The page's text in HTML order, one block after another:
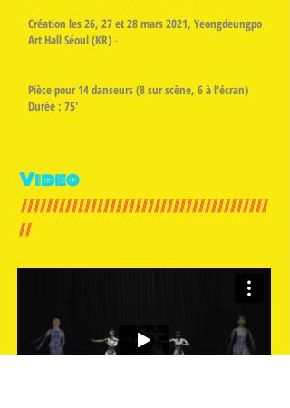
Création les 26, 27 et 28 mars 2021, Yeongdeungpo
Art Hall Séoul (KR) -
Pièce pour 14 danseurs (8 sur scène, 6 à l'écran)
Durée : 75'
Video
///////////////////////////////////////
//